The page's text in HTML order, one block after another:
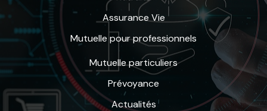
Assurance Vie
Mutuelle pour professionnels
Mutuelle particuliers
Prévoyance
Actualités